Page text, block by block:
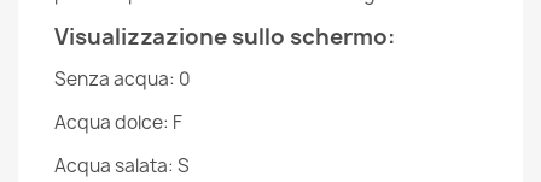
Visualizzazione sullo schermo:
Senza acqua: 0
Acqua dolce: F
Acqua salata: S